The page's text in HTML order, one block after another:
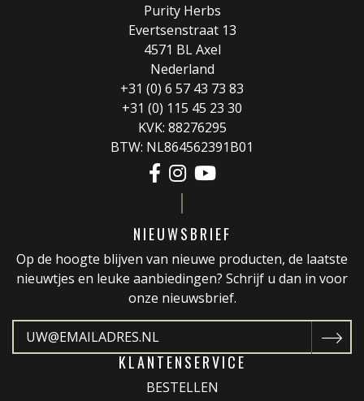
Purity Herbs
Evertsenstraat 13
4571 BL Axel
Nederland
+31 (0) 6 57 43 73 83
+31 (0) 115 45 23 30
KVK: 88276295
BTW: NL864562391B01
NIEUWSBRIEF
Op de hoogte blijven van nieuwe producten, de laatste
nieuwtjes en leuke aanbiedingen? Schrijf u dan in voor
onze nieuwsbrief.
KLANTENSERVICE
BESTELLEN